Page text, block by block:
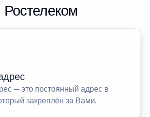
Ростелеком
— это постоянный адрес в
закреплён за Вами.